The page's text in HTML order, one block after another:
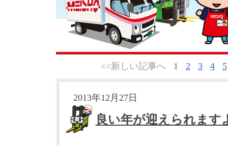
<<新しい記事へ 1 2 3 4 5
2013年12月27日
良い年が迎えられます